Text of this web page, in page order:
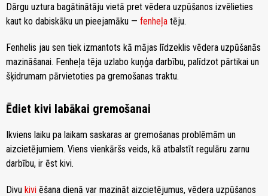
Dārgu uztura bagātinātāju vietā pret vēdera uzpūšanos izvēlieties
kaut ko dabiskāku un pieejamāku — fenheļa tēju.
Fenhelis jau sen tiek izmantots kā mājas līdzeklis vēdera uzpūšanās
mazināšanai. Fenheļa tēja uzlabo kuņģa darbību, palīdzot pārtikai un
šķidrumam pārvietoties pa gremošanas traktu.
Ēdiet kivi labākai gremošanai
Ikviens laiku pa laikam saskaras ar gremošanas problēmām un
aizcietējumiem. Viens vienkāršs veids, kā atbalstīt regulāru zarnu
darbību, ir ēst kivi.
Divu kivi ēšana dienā var mazināt aizcietējumus, vēdera uzpūšanos